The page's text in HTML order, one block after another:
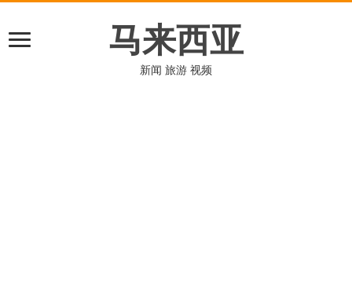
马来西亚
新闻 旅游 视频